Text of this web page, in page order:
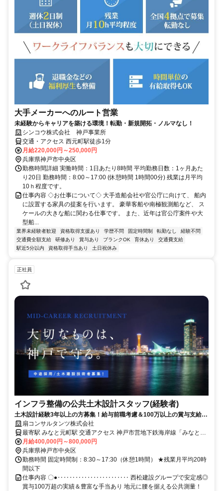
大手メーカーへのルート営業
未経験からキャリアを築ける環境！転勤・新規開拓・ノルマなし！
シンコウ株式会社 神戸事業所
交通・アクセス 西元町駅徒歩1分
月給220,000円～250,000円
兵庫県神戸市中央区
勤務時間詳細 実働時間：1日あたり8時間 平均勤務日数：1ヶ月あた
り20日 勤務時間：8:00～17:00 (休憩時間 1時間00分) 残業は月平均
10ｈ程度です。
仕事内容 ◇お仕事について◇ 大手造船会社や官公庁に向けて、 船内
に設置する家具の提案を行います。 豪華客船や南極観測船など、 ス
ケールの大きな船に関わる仕事です。 また、近年は官公庁案件や大
型船...
業界未経験者歓迎 資格取得支援あり 学歴不問 固定時間制 転勤なし
経験不問
交通費全額支給
研修あり 賞与あり ブランクOK 育休あり
交通費支給
駅近5分以内
資格取得手当あり 土日祝休み
正社員
インフラ整備の公共土木設計スタッフ(経験者)
土木設計経験3年以上の方募集！給与前職考慮＆100万以上の賞与支給実
績！扇コンサルタンツ株式会社
最寄駅 みなと元町駅 交通アクセス 神戸市営地下鉄海岸線「みなと元
月給400,000円～800,000円
兵庫県神戸市中央区
勤務時間 固定時間制：8:30～17:30（休憩1時間） ★残業月平均20時
間以下
仕事内容 〇●‥‥‥‥‥‥‥‥‥‥‥‥ 西松建設グループで安定感◎
賞与100万超の実績＆豊富な手当あり 地元に腰を据える公共測量！